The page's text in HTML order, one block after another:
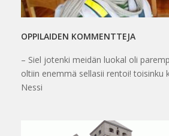
OPPILAIDEN KOMMENTTEJA
– Siel jotenki meidän luokal oli
oltiin enemmä sellasii rentoi! toisinku
Nessi